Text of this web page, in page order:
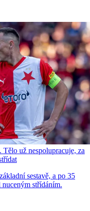
už nespolupracuje, za
sestavě, a po 35
střídáním.